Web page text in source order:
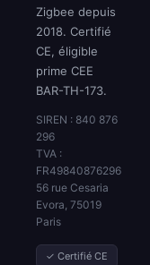
Zigbee depuis
2018. Certifié
CE, éligible
prime CEE
BAR-TH-173.
SIREN : 840 876
296
TVA :
FR49840876296
56 rue Cesaria
Evora, 75019
Paris
✓ Certifié CE